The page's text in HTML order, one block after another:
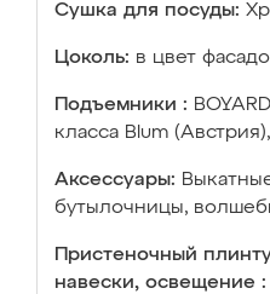
Сушка для посуды:
Цоколь: в цвет
Подъемники :
класса Blum
Аксессуары:
бутылочницы,
Пристеночный
навески, освещение :